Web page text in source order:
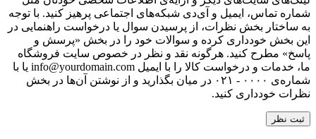
شماره تماس، ایمیل و آی‌دی شبکه‌های اجتماعی پرهیز کنید. با توجه
به ساختار بخش نظرات، از پرسیدن سوال یا درخواست راهنمایی در
این بخش خودداری کرده و سوالات خود را در بخش «پرسش و
پاسخ» مطرح کنید. هرگونه نقد و نظر در خصوص سایت فروشگاه
ما، خدمات و درخواست کالا را با ایمیل info@yourdomain.com یا با
شماره‌ی ۰۰۰۰ - ۰۲۱ در میان بگذارید و از نوشتن آن‌ها در بخش
نظرات خودداری کنید.
ثبت نظر